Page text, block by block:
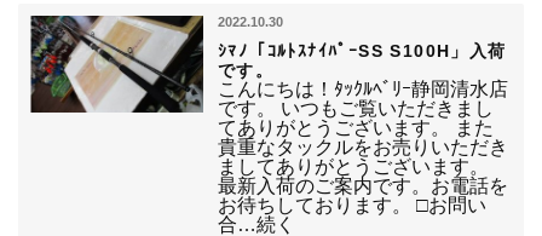
2022.10.30
ｼﾏﾉ「ｺﾙﾄｽﾅｲﾊﾟｰSS S100H」入荷
です。
こんにちは！ﾀｯｸﾙﾍﾞﾘｰ静岡清水店
です。 いつもご覧いただきまし
てありがとうございます。 また
貴重なタックルをお売りいただき
ましてありがとうございます。
最新入荷のご案内です。お電話を
お待ちしております。 □お問い
合…続く